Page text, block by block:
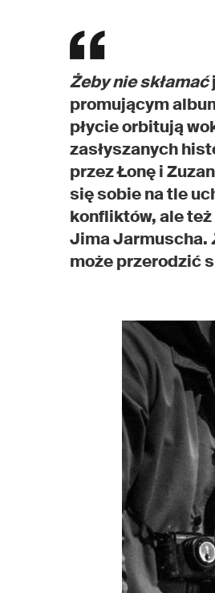
Żeby nie skłamać
promującym
płycie orbitują
zasłyszanych
przez Łonę i
się sobie na tle
konfliktów, ale
Jima Jarmuscha.
może przerodzić